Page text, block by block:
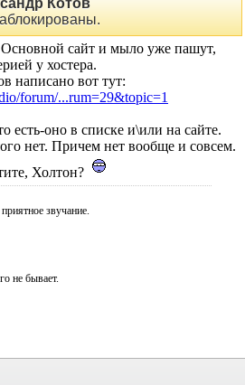
Котов
Основной сайт и мыло уже пашут,
у хостера.
написано вот тут:
forum/...rum=29&topic=1
есть-оно в списке и\или на сайте.
нет. Причем нет вообще и совсем.
Холтон?
звучание.
не бывает.